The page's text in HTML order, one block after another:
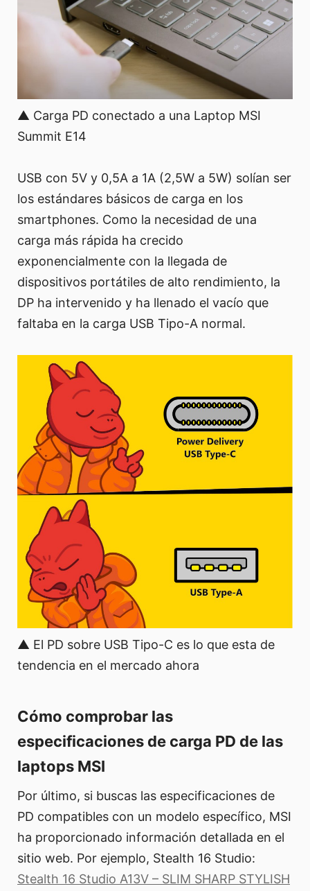
▲ Carga PD conectado a una Laptop MSI
Summit E14
USB con 5V y 0,5A a 1A (2,5W a 5W) solían ser
los estándares básicos de carga en los
smartphones. Como la necesidad de una
carga más rápida ha crecido
exponencialmente con la llegada de
dispositivos portátiles de alto rendimiento, la
DP ha intervenido y ha llenado el vacío que
faltaba en la carga USB Tipo-A normal.
▲ El PD sobre USB Tipo-C es lo que esta de
tendencia en el mercado ahora
Cómo comprobar las
especificaciones de carga PD de las
laptops MSI
Por último, si buscas las especificaciones de
PD compatibles con un modelo específico, MSI
ha proporcionado información detallada en el
sitio web. Por ejemplo, Stealth 16 Studio:
Stealth 16 Studio A13V – SLIM SHARP STYLISH